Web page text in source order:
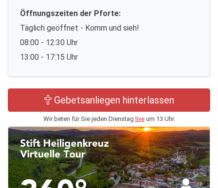
Öffnungszeiten der Pforte:
Täglich geöffnet - Komm und sieh!
08:00 - 12:30 Uhr
13:00 - 17:15 Uhr
Gebetsanliegen hinterlassen
Wir beten für Sie jeden Dienstag liveum 13 Uhr.